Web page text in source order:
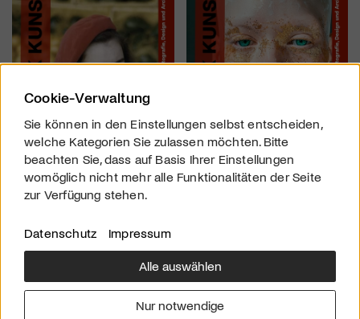
Über uns
Downloads
Werben
Impressum
Cookie-Verwaltung
Sie können in den Einstellungen selbst entscheiden,
welche Kategorien Sie zulassen möchten. Bitte
beachten Sie, dass auf Basis Ihrer Einstellungen
womöglich nicht mehr alle Funktionalitäten der Seite
zur Verfügung stehen.
Datenschutz Impressum
Alle auswählen
Nur notwendige